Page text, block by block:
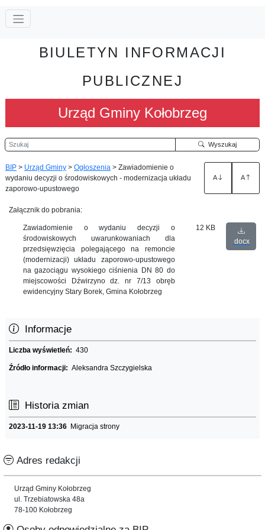
BIULETYN INFORMACJI
PUBLICZNEJ
Urząd Gminy Kołobrzeg
Szukaj Wyszukaj
BIP > Urząd Gminy > Ogłoszenia > Zawiadomienie o
wydaniu decyzji o środowiskowych - modernizacja układu
zaporowo-upustowego
A A
Załącznik do pobrania:
Zawiadomienie o wydaniu decyzji o
środowiskowych uwarunkowaniach dla
przedsięwzięcia polegającego na remoncie
(modernizacji) układu zaporowo-upustowego
na gazociągu wysokiego ciśnienia DN 80 do
miejscowości Dźwirzyno dz. nr 7/13 obręb
ewidencyjny Stary Borek, Gmina Kołobrzeg
12 KB
docx
Informacje
Liczba wyświetleń: 430
Źródło informacji: Aleksandra Szczygielska
Historia zmian
2023-11-19 13:36 Migracja strony
Adres redakcji
Urząd Gminy Kołobrzeg
ul. Trzebiatowska 48a
78-100 Kołobrzeg